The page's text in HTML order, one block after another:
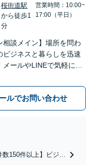
桜街道駅
から徒歩1
分
営業時間：10:00~
17:00（平日）
相談メイン】場所を問わ
ビジネスと暮らしを迅速
ールやLINEで気軽につ
決力で、進むべき道を丁
。【メール・LINE 受付
ルでお問い合わせ
数150件以上】ビジネ